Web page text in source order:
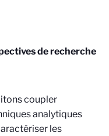
de recherche
coupler
analytiques
les